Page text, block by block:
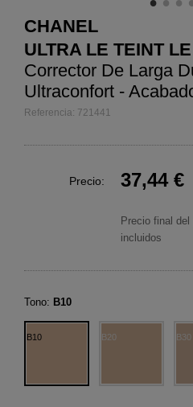
CHANEL
ULTRA LE TEINT
Corrector De Larga
Ultraconfort -
Referencia: 721441
Precio: 37,44 €
Precio final
incluidos
Tono: B10
B10 B20 B30